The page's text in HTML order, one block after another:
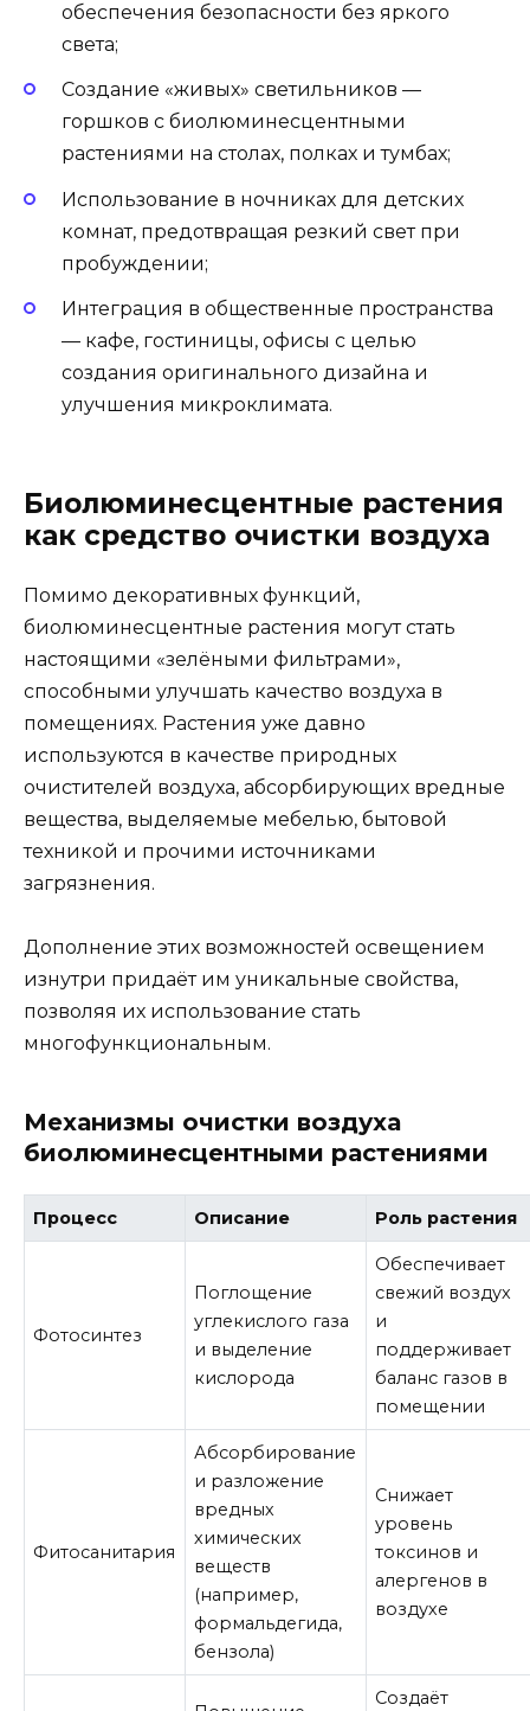
обеспечения безопасности без яркого
света;
Создание «живых» светильников —
горшков с биолюминесцентными
растениями на столах, полках и тумбах;
Использование в ночниках для детских
комнат, предотвращая резкий свет при
пробуждении;
Интеграция в общественные пространства
— кафе, гостиницы, офисы с целью
создания оригинального дизайна и
улучшения микроклимата.
Биолюминесцентные растения
как средство очистки воздуха
Помимо декоративных функций,
биолюминесцентные растения могут стать
настоящими «зелёными фильтрами»,
способными улучшать качество воздуха в
помещениях. Растения уже давно
используются в качестве природных
очистителей воздуха, абсорбирующих вредные
вещества, выделяемые мебелью, бытовой
техникой и прочими источниками
загрязнения.
Дополнение этих возможностей освещением
изнутри придаёт им уникальные свойства,
позволяя их использование стать
многофункциональным.
Механизмы очистки воздуха
биолюминесцентными растениями
Процесс Описание Роль растения
Фотосинтез
Поглощение
углекислого газа
и выделение
кислорода
Обеспечивает
свежий воздух
и
поддерживает
баланс газов в
помещении
Фитосанитария
Абсорбирование
и разложение
вредных
химических
веществ
(например,
формальдегида,
бензола)
Снижает
уровень
токсинов и
алергенов в
воздухе
Создаёт